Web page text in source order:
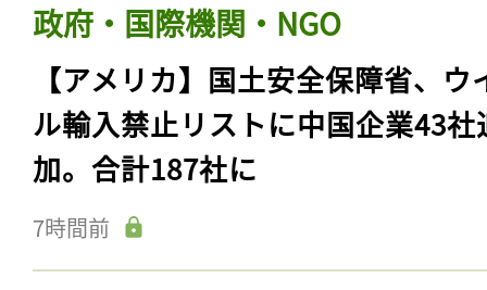
政府・国際機関・NGO
【アメリカ】国土安全保障省、ウ
ル輸入禁止リストに中国企業43社
加。合計187社に
7時間前